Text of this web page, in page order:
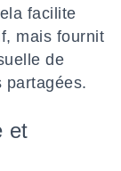
facilite
mais fournit
de
partagées.
et